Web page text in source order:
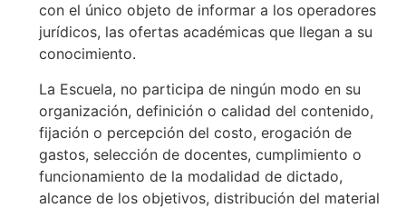
con el único objeto de informar a los operadores
jurídicos, las ofertas académicas que llegan a su
conocimiento.
La Escuela, no participa de ningún modo en su
organización, definición o calidad del contenido,
fijación o percepción del costo, erogación de
gastos, selección de docentes, cumplimiento o
funcionamiento de la modalidad de dictado,
alcance de los objetivos, distribución del material